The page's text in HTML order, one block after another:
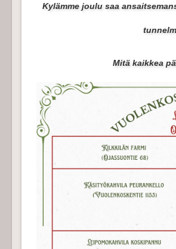
Kylämme joulu saa
Mitä kaikkea